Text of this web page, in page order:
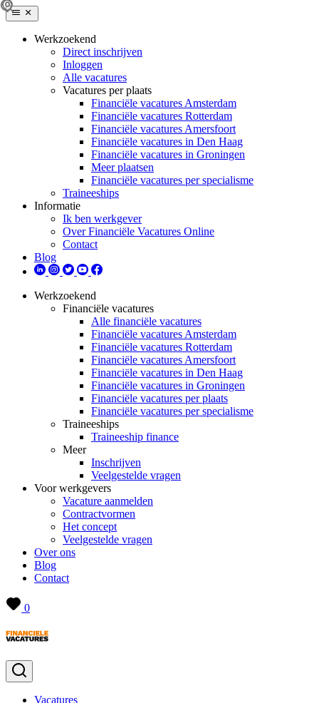
Werkzoekend
Direct inschrijven
Inloggen
Alle vacatures
Vacatures per plaats
Financiële vacatures Amsterdam
Financiële vacatures Rotterdam
Financiële vacatures Amersfoort
Financiële vacatures in Den Haag
Financiële vacatures in Groningen
Meer plaatsen
Financiële vacatures per specialisme
Traineeships
Informatie
Ik ben werkgever
Over Financiële Vacatures Online
Contact
Blog
Werkzoekend
Financiële vacatures
Alle financiële vacatures
Financiële vacatures Amsterdam
Financiële vacatures Rotterdam
Financiële vacatures Amersfoort
Financiële vacatures in Den Haag
Financiële vacatures in Groningen
Financiële vacatures per plaats
Financiële vacatures per specialisme
Traineeships
Traineeship finance
Meer
Inschrijven
Veelgestelde vragen
Voor werkgevers
Vacature aanmelden
Contractvormen
Het concept
Veelgestelde vragen
Over ons
Blog
Contact
0
Vacatures